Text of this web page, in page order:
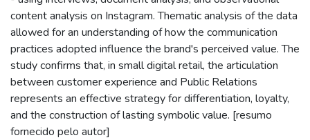
content analysis on Instagram. Thematic analysis of the data
allowed for an understanding of how the communication
practices adopted influence the brand's perceived value. The
study confirms that, in small digital retail, the articulation
between customer experience and Public Relations
represents an effective strategy for differentiation, loyalty,
and the construction of lasting symbolic value. [resumo
fornecido pelo autor]